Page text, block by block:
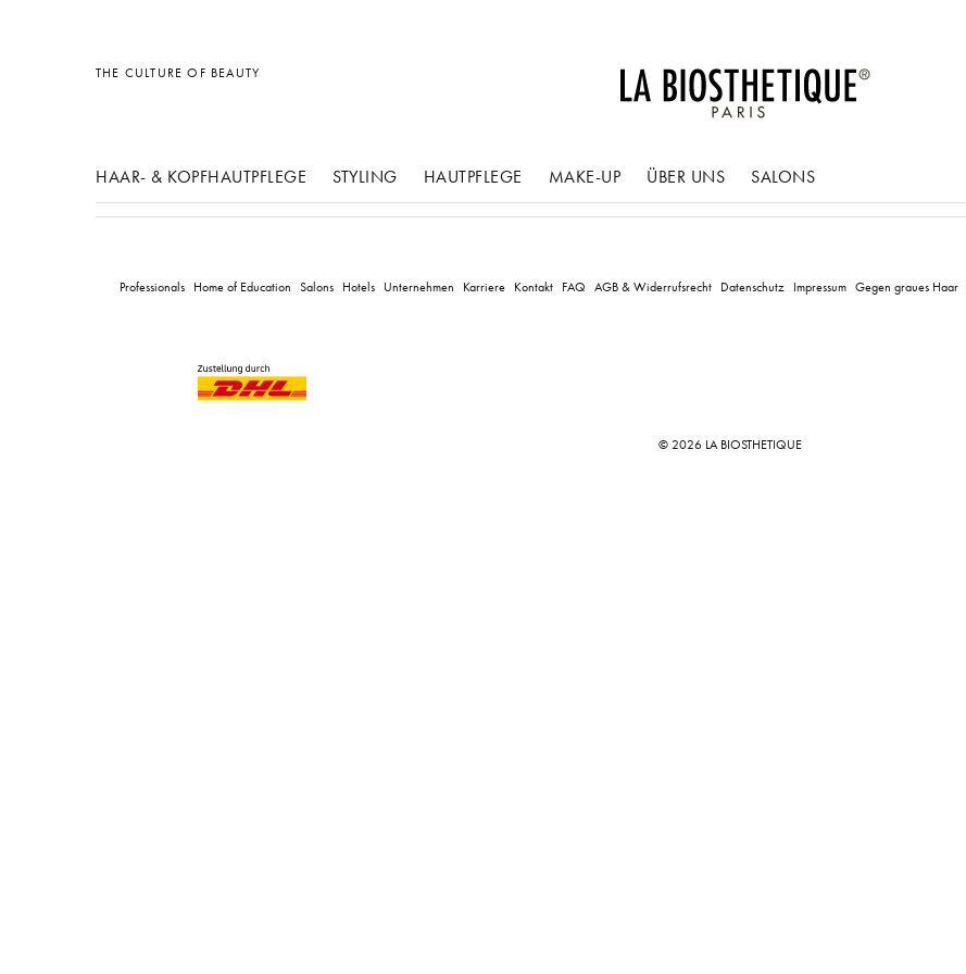
THE CULTURE OF BEAUTY
HAAR- & KOPFHAUTPFLEGE STYLING
Sonstiges
HAUTPFLEGE MAKE-UP ÜBER UNS SALONS
Professionals Home of Education Salons Hotels Unternehmen Karriere Kontakt FAQ AGB & Widerrufsrecht Datenschutz Impressum Gegen graues Haar
© 2026 LA BIOSTHETIQUE